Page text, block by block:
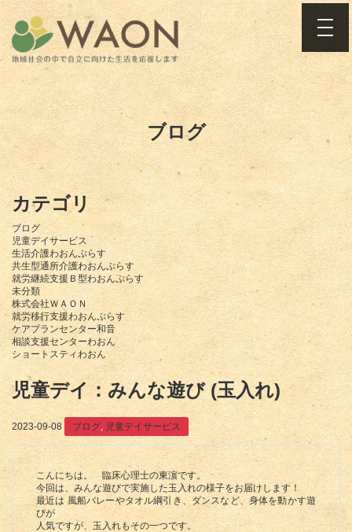
ブログ
カテゴリ
ブログ
児童デイサービス
生活介護わおんぷらす
共生型通所介護わおんぷらす
就労継続支援Ｂ型わおんぷらす
未分類
株式会社ＷＡＯＮ
就労移行支援わおんぷらす
ケアプランセンター和音
相談支援センターわおん
ショートスティわおん
児童デイ：みんな遊び (玉入れ)
2023-09-08 ブログ, 児童デイサービス
こんにちは。 臨床心理士の東濵です。
今回は、みんな遊びで実施した玉入れの様子をお届けします！
最近は 風船バレーやタオル綱引き、ダンスなど、身体を動かす遊
びが
人気ですが、玉入れもその一つです。